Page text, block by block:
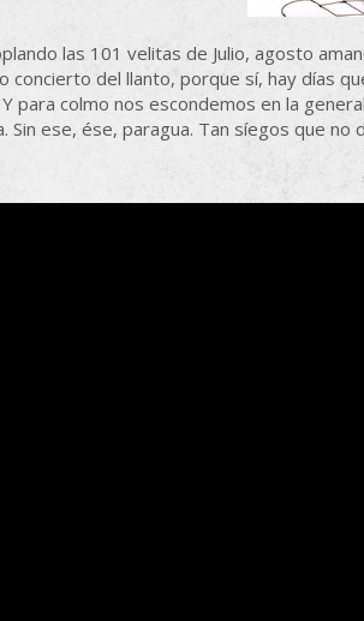
las 101 velitas de Julio, agosto
concierto del llanto, porque sí, hay días
para colmo nos escondemos en la
Sin ese, ése, paragua. Tan síegos que